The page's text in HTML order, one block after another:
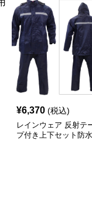
¥6,370 (税込)
レインウェア 反射テ
プ付き上下セット防